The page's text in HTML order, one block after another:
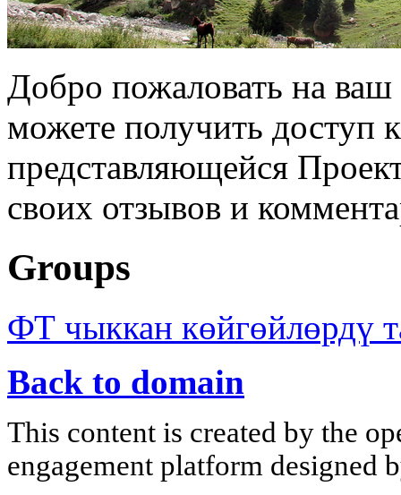
Добро пожаловать на
можете получить доступ
представляющейся
своих отзывов и
Groups
ФТ чыккан көйгөйлөрдү
Back to domain
This content is created by the
engagement platform designed